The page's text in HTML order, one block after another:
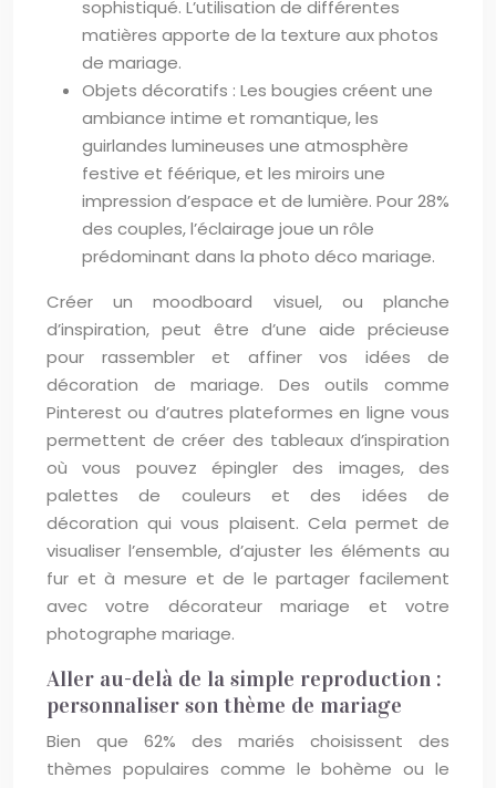
sophistiqué. L’utilisation de différentes
matières apporte de la texture aux photos
de mariage.
Objets décoratifs : Les bougies créent une
ambiance intime et romantique, les
guirlandes lumineuses une atmosphère
festive et féérique, et les miroirs une
impression d’espace et de lumière. Pour 28%
des couples, l’éclairage joue un rôle
prédominant dans la photo déco mariage.
Créer un moodboard visuel, ou planche
d’inspiration, peut être d’une aide précieuse
pour rassembler et affiner vos idées de
décoration de mariage. Des outils comme
Pinterest ou d’autres plateformes en ligne vous
permettent de créer des tableaux d’inspiration
où vous pouvez épingler des images, des
palettes de couleurs et des idées de
décoration qui vous plaisent. Cela permet de
visualiser l’ensemble, d’ajuster les éléments au
fur et à mesure et de le partager facilement
avec votre décorateur mariage et votre
photographe mariage.
Aller au-delà de la simple reproduction :
personnaliser son thème de mariage
Bien que 62% des mariés choisissent des
thèmes populaires comme le bohème ou le